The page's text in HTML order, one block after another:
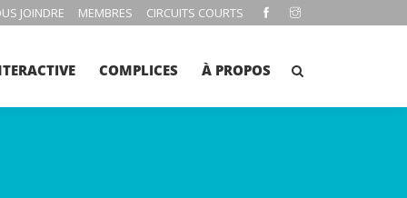
JOINDRE MEMBRES CIRCUITS COURTS
COMPLICES À PROPOS